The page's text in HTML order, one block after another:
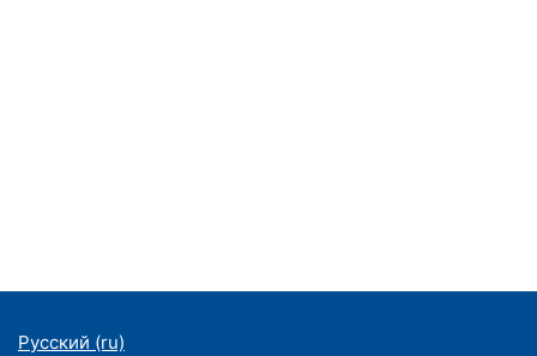
Русский ‎(ru)‎